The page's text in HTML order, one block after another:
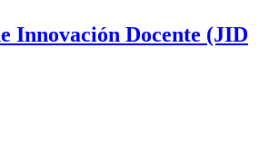
Innovación Docente (JID